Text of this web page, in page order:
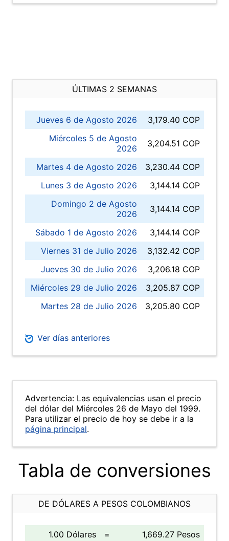
ÚLTIMAS 2 SEMANAS
Jueves 6 de Agosto 2026
3,179.40 COP
Miércoles 5 de Agosto
2026
3,204.51 COP
Martes 4 de Agosto 2026
3,230.44 COP
Lunes 3 de Agosto 2026
3,144.14 COP
Domingo 2 de Agosto
2026
3,144.14 COP
Sábado 1 de Agosto 2026
3,144.14 COP
Viernes 31 de Julio 2026
3,132.42 COP
Jueves 30 de Julio 2026
3,206.18 COP
Miércoles 29 de Julio 2026
3,205.87 COP
Martes 28 de Julio 2026
3,205.80 COP
Ver días anteriores
Advertencia: Las equivalencias usan el precio
del dólar del Miércoles 26 de Mayo del 1999.
Para utilizar el precio de hoy se debe ir a la
página principal.
Tabla de conversiones
DE DÓLARES A PESOS COLOMBIANOS
1.00 Dólares =
1,669.27 Pesos